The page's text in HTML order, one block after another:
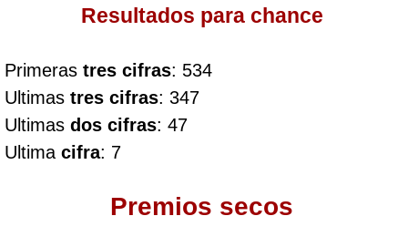
Culona día
Culona noche
Dorado Mañana
Resultados para chance
Primeras tres cifras: 534
Ultimas tres cifras: 347
Ultimas dos cifras: 47
Ultima cifra: 7
Premios secos